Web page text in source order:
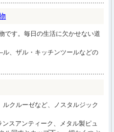
す。毎日の生活に欠かせない道
、ザル・キッチンツールなどの
クルーゼなど、ノスタルジック
スアンティーク、メタル製ピュ